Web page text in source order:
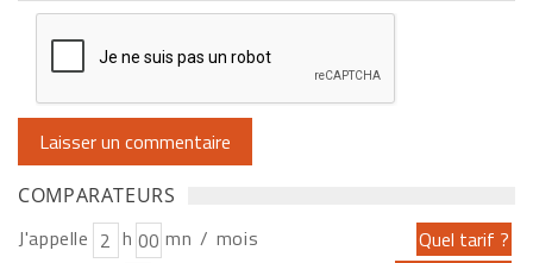
COMPARATEURS
J'appelle h
mn / mois